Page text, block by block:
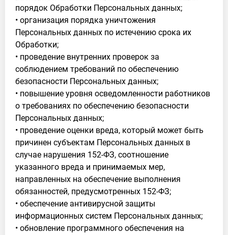
порядок Обработки Персональных данных;
• организация порядка уничтожения
Персональных данных по истечению срока их
Обработки;
• проведение внутренних проверок за
соблюдением требований по обеспечению
безопасности Персональных данных;
• повышение уровня осведомленности работников
о требованиях по обеспечению безопасности
Персональных данных;
• проведение оценки вреда, который может быть
причинен субъектам Персональных данных в
случае нарушения 152-ФЗ, соотношение
указанного вреда и принимаемых мер,
направленных на обеспечение выполнения
обязанностей, предусмотренных 152-ФЗ;
• обеспечение антивирусной защиты
информационных систем Персональных данных;
• обновление программного обеспечения на